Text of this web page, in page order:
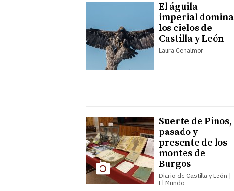
El águila
imperial domina
los cielos de
Castilla y León
Laura Cenalmor
Suerte de Pinos,
pasado y
presente de los
montes de
Burgos
Diario de Castilla y León |
El Mundo